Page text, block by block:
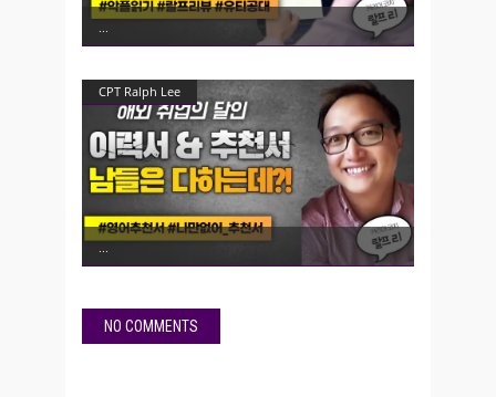
CPT Ralph Lee
NO COMMENTS